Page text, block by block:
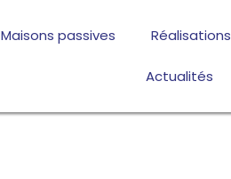
Maisons passives Réalisations
Actualités